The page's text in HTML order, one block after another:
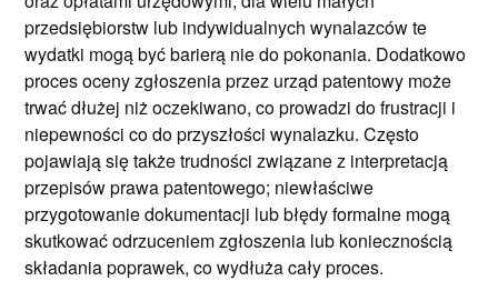
przedsiębiorstw lub indywidualnych wynalazców te
wydatki mogą być barierą nie do pokonania. Dodatkowo
proces oceny zgłoszenia przez urząd patentowy może
trwać dłużej niż oczekiwano, co prowadzi do frustracji i
niepewności co do przyszłości wynalazku. Często
pojawiają się także trudności związane z interpretacją
przepisów prawa patentowego; niewłaściwe
przygotowanie dokumentacji lub błędy formalne mogą
skutkować odrzuceniem zgłoszenia lub koniecznością
składania poprawek, co wydłuża cały proces.